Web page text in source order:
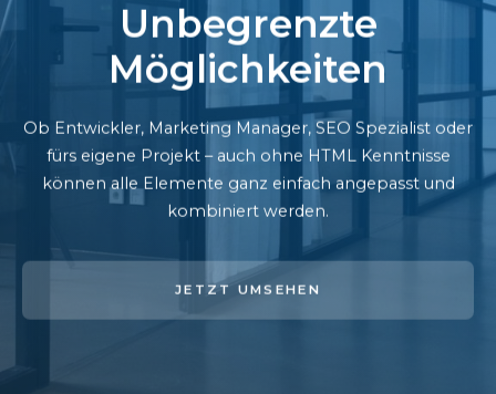
Unbegrenzte
Möglichkeiten
Ob Entwickler, Marketing Manager, SEO Spezialist oder
fürs eigene Projekt – auch ohne HTML Kenntnisse
können alle Elemente ganz einfach angepasst und
kombiniert werden.
JETZT UMSEHEN